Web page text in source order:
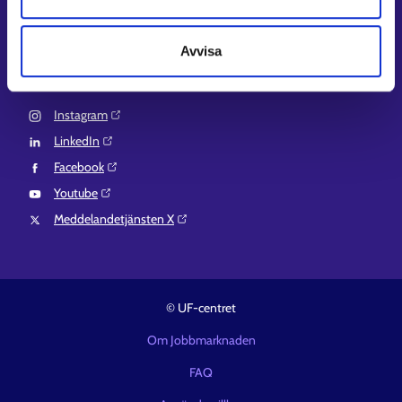
Avvisa
EURES⁠
Följ oss
Instagram⁠
LinkedIn⁠
Facebook⁠
Youtube⁠
Meddelandetjänsten X⁠
© UF-centret
Om Jobbmarknaden
FAQ